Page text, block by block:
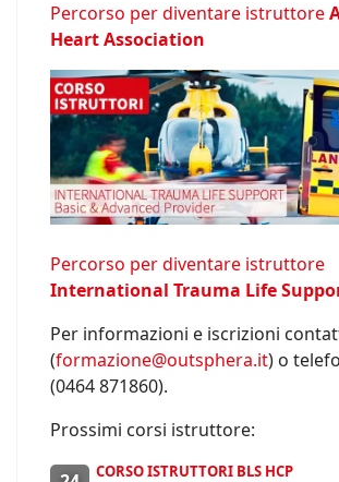
Percorso per diventare istruttore
Heart Association
Percorso per diventare istruttore
International Trauma Life
Per informazioni e iscrizioni
(formazione@outsphera.it) o
(0464 871860).
Prossimi corsi istruttore:
CORSO ISTRUTTORI BLS HCP